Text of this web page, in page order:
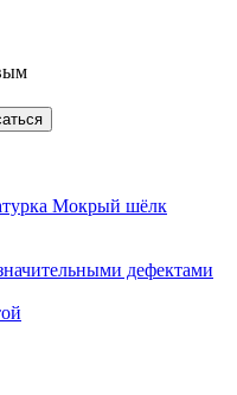
Мокрый шёлк
дефектами